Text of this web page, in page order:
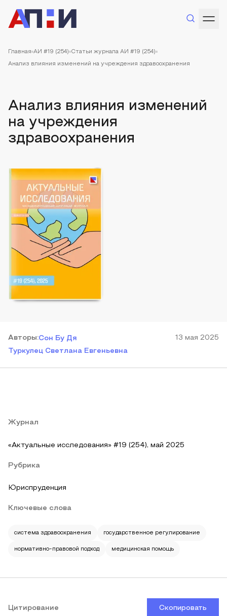
Главная АИ #19 (254) Статьи журнала АИ #19 (254)
Анализ влияния изменений на учреждения здравоохранения
Анализ влияния изменений
на учреждения
здравоохранения
Авторы:Сон Бу Дя
Туркулец Светлана Евгеньевна
13 мая 2025
Журнал
«Актуальные исследования» #19 (254), май 2025
Рубрика
Юриспруденция
Ключевые слова
система здравоохранения государственное регулирование
нормативно-правовой подход медицинская помощь
Цитирование Скопировать